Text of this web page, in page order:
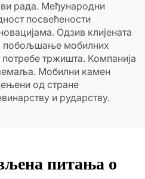
рада. Међународни
посвећености
Одзив клијената
побољшање мобилних
тржишта. Компанија
Мобилни камен
од стране
и рударству.
питања о